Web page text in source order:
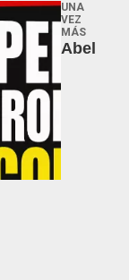
UNA
VEZ
MÁS
Abel